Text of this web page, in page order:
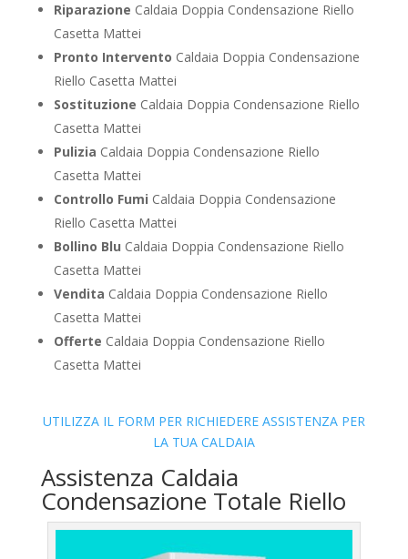
Riparazione Caldaia Doppia Condensazione Riello
Casetta Mattei
Pronto Intervento Caldaia Doppia Condensazione
Riello Casetta Mattei
Sostituzione Caldaia Doppia Condensazione Riello
Casetta Mattei
Pulizia Caldaia Doppia Condensazione Riello
Casetta Mattei
Controllo Fumi Caldaia Doppia Condensazione
Riello Casetta Mattei
Bollino Blu Caldaia Doppia Condensazione Riello
Casetta Mattei
Vendita Caldaia Doppia Condensazione Riello
Casetta Mattei
Offerte Caldaia Doppia Condensazione Riello
Casetta Mattei
UTILIZZA IL FORM PER RICHIEDERE ASSISTENZA PER
LA TUA CALDAIA
Assistenza Caldaia
Condensazione Totale Riello